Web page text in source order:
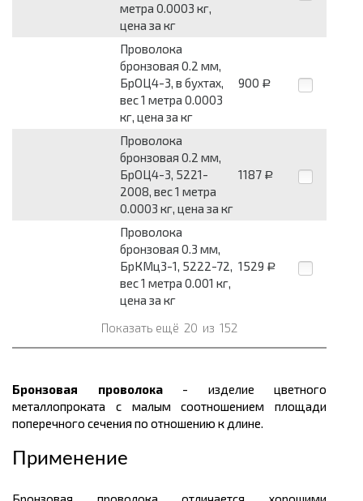
метра 0.0003 кг,
цена за кг
Проволока
бронзовая 0.2 мм,
БрОЦ4-3, в бухтах,
вес 1 метра 0.0003
кг, цена за кг
900 Р
Проволока
бронзовая 0.2 мм,
БрОЦ4-3, 5221-
2008, вес 1 метра
0.0003 кг, цена за кг
1187 Р
Проволока
бронзовая 0.3 мм,
БрКМц3-1, 5222-72,
вес 1 метра 0.001 кг,
цена за кг
1529 Р
Показать ещё 20 из 152
Бронзовая проволока- изделие цветного
металлопроката с малым соотношением площади
поперечного сечения по отношению к длине.
Применение